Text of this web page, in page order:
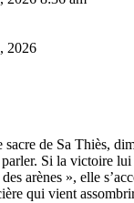
2026
de Sa Thiès,
Si la victoire lui
arènes », elle
qui vient